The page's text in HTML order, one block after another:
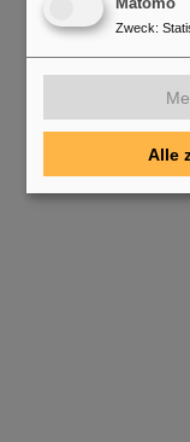
Matomo
Zweck:
Alle